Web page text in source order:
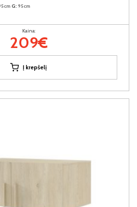
G: 95cm
Kaina:
209€
Į krepšelį